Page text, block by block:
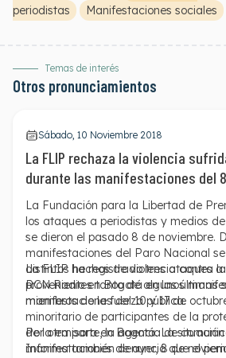
periodistas Manifestaciones sociales
Temas de interés
Otros pronunciamientos
Sábado, 10 Noviembre 2018
La FLIP rechaza la violencia
durante las manifestaciones del
La Fundación para la Libertad de
los ataques a periodistas y medios
se dieron el pasado 8 de noviembre.
manifestaciones del Paro Nacional
distintos hechos de violencia contra
provenientes tanto de algunos
miembros de la fuerza pública.
La FLIP ha registrado tres ataques
RCN Radio en Bogotá en las últimas
manifestaciones del 10 y 17 de
minoritario de participantes de la
de la emisora en Bogotá. La
manifestaciones de ayer, 8 de
Por otra parte, la agencia de
Informa tambiéndenuncióque el